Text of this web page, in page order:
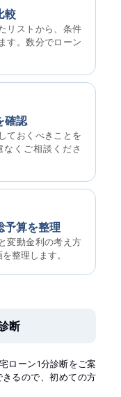
較
リストから、条件
す。数分でローン
確認
ておくべきことを
くご相談くださ
予算を整理
変動金利の考え方
整理します。
断
ローン1分診断をご案
るので、初めての方